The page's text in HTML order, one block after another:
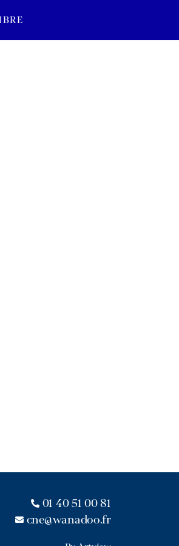
01 40 51 00 81
cne@wanadoo.fr